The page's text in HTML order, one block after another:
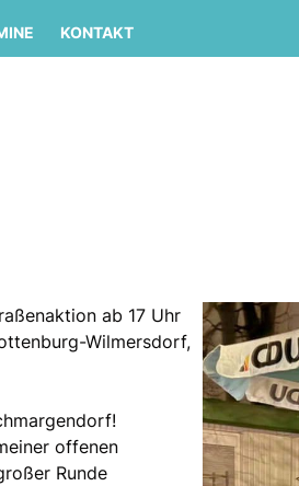
KONTAKT
ab 17 Uhr
Wilmersdorf,
offenen
Runde